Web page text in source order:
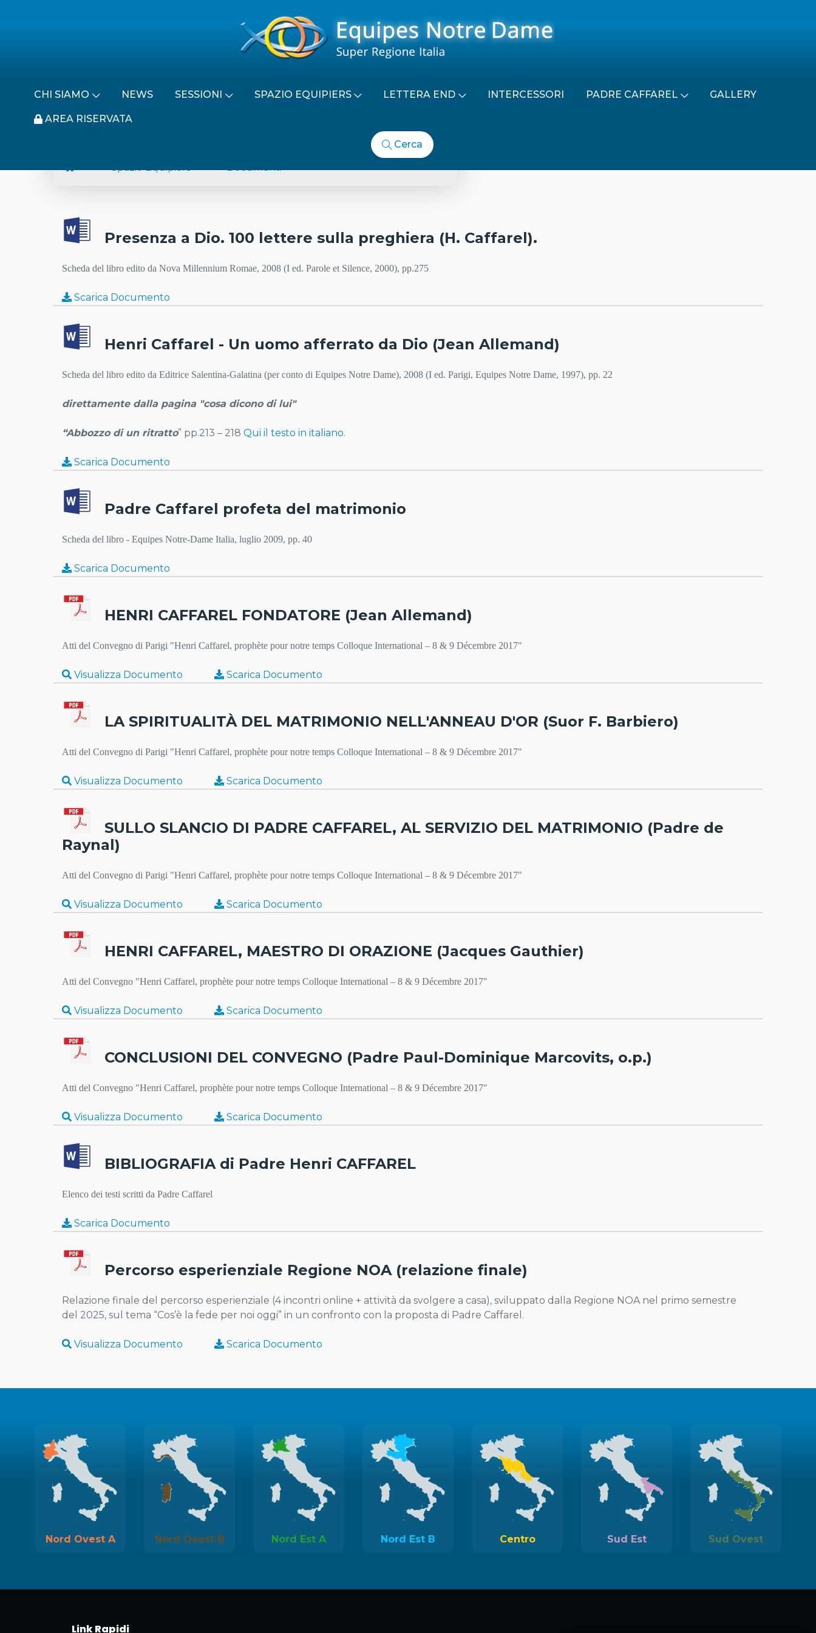
CHI SIAMO NEWS SESSIONI SPAZIO EQUIPIERS LETTERA END INTERCESSORI PADRE CAFFAREL GALLERY
AREA RISERVATA
Cerca
Spazio Equipiers
Documenti
Presenza a Dio. 100 lettere sulla preghiera (H. Caffarel).
Scheda del libro edito da Nova Millennium Romae, 2008 (I ed. Parole et Silence, 2000), pp.275
Scarica Documento
Henri Caffarel - Un uomo afferrato da Dio (Jean Allemand)
Scheda del libro edito da Editrice Salentina-Galatina (per conto di Equipes Notre Dame), 2008 (I ed. Parigi, Equipes Notre Dame, 1997), pp. 22
direttamente dalla pagina "cosa dicono di lui"
“Abbozzo di un ritratto” pp.213 – 218 Qui il testo in italiano.
Scarica Documento
Padre Caffarel profeta del matrimonio
Scheda del libro - Equipes Notre-Dame Italia, luglio 2009, pp. 40
Scarica Documento
HENRI CAFFAREL FONDATORE (Jean Allemand)
Atti del Convegno di Parigi "Henri Caffarel, prophète pour notre temps Colloque International – 8 & 9 Décembre 2017"
Visualizza Documento Scarica Documento
LA SPIRITUALITÀ DEL MATRIMONIO NELL'ANNEAU D'OR (Suor F. Barbiero)
Atti del Convegno di Parigi "Henri Caffarel, prophète pour notre temps Colloque International – 8 & 9 Décembre 2017"
Visualizza Documento Scarica Documento
SULLO SLANCIO DI PADRE CAFFAREL, AL SERVIZIO DEL MATRIMONIO (Padre de
Raynal)
Atti del Convegno di Parigi "Henri Caffarel, prophète pour notre temps Colloque International – 8 & 9 Décembre 2017"
Visualizza Documento Scarica Documento
HENRI CAFFAREL, MAESTRO DI ORAZIONE (Jacques Gauthier)
Atti del Convegno "Henri Caffarel, prophète pour notre temps Colloque International – 8 & 9 Décembre 2017"
Visualizza Documento Scarica Documento
CONCLUSIONI DEL CONVEGNO (Padre Paul-Dominique Marcovits, o.p.)
Atti del Convegno "Henri Caffarel, prophète pour notre temps Colloque International – 8 & 9 Décembre 2017"
Visualizza Documento Scarica Documento
BIBLIOGRAFIA di Padre Henri CAFFAREL
Elenco dei testi scritti da Padre Caffarel
Scarica Documento
Percorso esperienziale Regione NOA (relazione finale)
Relazione finale del percorso esperienziale (4 incontri online + attività da svolgere a casa), sviluppato dalla Regione NOA nel primo semestre
del 2025, sul tema “Cos’è la fede per noi oggi” in un confronto con la proposta di Padre Caffarel.
Visualizza Documento Scarica Documento
Nord Ovest A Nord Ovest B Nord Est A Nord Est B Centro Sud Est Sud Ovest
Link Rapidi